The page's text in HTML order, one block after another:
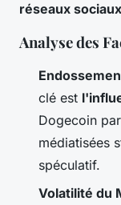
réseaux sociaux
Analyse des
clé est
Dogecoin
médiatisées
spéculatif.
Volatilité du